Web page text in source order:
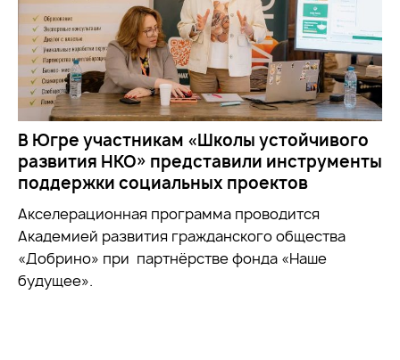
В Югре участникам «Школы устойчивого
развития НКО» представили инструменты
поддержки социальных проектов
Акселерационная программа проводится
Академией развития гражданского общества
«Добрино» при партнёрстве фонда «Наше
будущее».